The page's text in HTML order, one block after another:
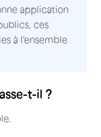
application
ces
à l'ensemble
t-il ?